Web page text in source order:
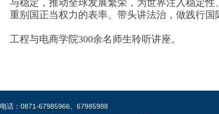
与稳定，推动全球发展繁荣，为世界注入稳定
重别国正当权力的表率、带头讲法治，做践行国
工程与电商学院300余名师生聆听讲座。
电话：0871-67985966、67985988